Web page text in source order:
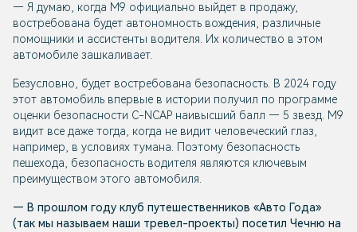
— Я думаю, когда М9 официально выйдет в продажу,
востребована будет автономность вождения, различные
помощники и ассистенты водителя. Их количество в этом
автомобиле зашкаливает.
Безусловно, будет востребована безопасность. В 2024 году
этот автомобиль впервые в истории получил по программе
оценки безопасности C-NCAP наивысший балл — 5 звезд. М9
видит все даже тогда, когда не видит человеческий глаз,
например, в условиях тумана. Поэтому безопасность
пешехода, безопасность водителя являются ключевым
преимуществом этого автомобиля.
— В прошлом году клуб путешественников «Авто Года»
(так мы называем наши тревел-проекты) посетил Чечню на